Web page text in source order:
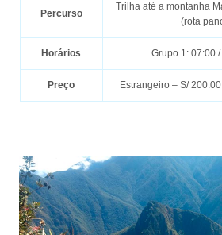
Percurso
Trilha até a montanha
(rota
Horários Grupo 1: 07:00
Preço Estrangeiro – S/